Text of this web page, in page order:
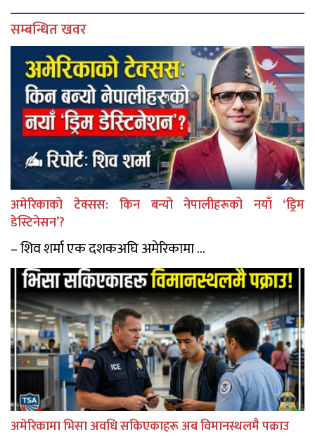
सम्बन्धित खवर
अमेरिकाको टेक्सस: किन बन्यो नेपालीहरूको नयाँ ‘ड्रिम
डेस्टिनेसन’?
– शिव शर्मा एक दशकअघि अमेरिकामा ...
अमेरिकामा भिसा अवधि सकिएकाहरू अब विमानस्थलमै पक्राउ